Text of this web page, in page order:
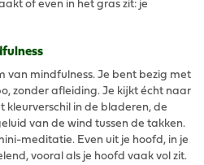
of even in het gras zit: je
van mindfulness. Je bent bezig met
zonder afleiding. Je kijkt écht naar
kleurverschil in de bladeren, de
van de wind tussen de takken.
meditatie. Even uit je hoofd, in je
vooral als je hoofd vaak vol zit.